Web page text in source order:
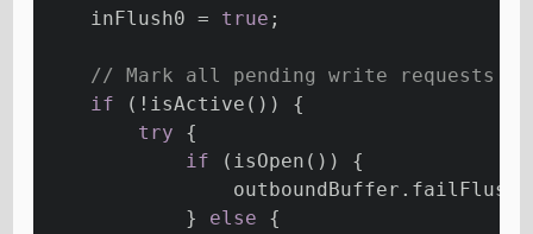
    inFlush0 =
true ;
// Mark all pending write requests
if (!isActive()) {
try {
if (isOpen()) {
            }
else {